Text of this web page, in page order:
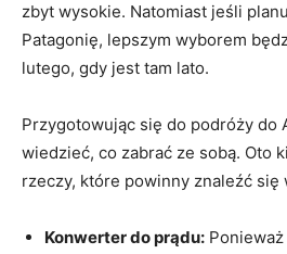
zbyt wysokie. Natomiast jeśli
Patagonię, lepszym wyborem
lutego, gdy⁤ jest​ tam lato.
Przygotowując się do podróży do
wiedzieć,⁣ co zabrać ze sobą.‌ Oto
rzeczy, które ⁢powinny znaleźć się
Konwerter ‍do prądu: